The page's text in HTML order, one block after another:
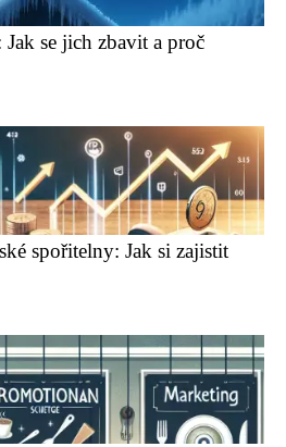
se jich zbavit a proč
spořitelny: Jak si zajistit